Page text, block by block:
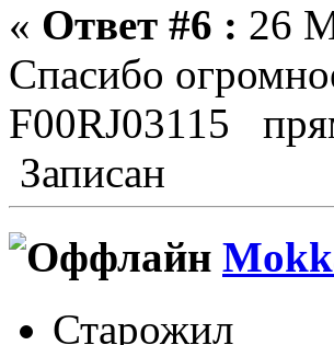
« Ответ #6 : 26
Спасибо
F00RJ03115
Записан
Старожил